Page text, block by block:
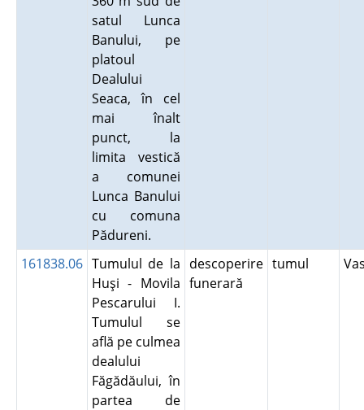
satul Lunca
Banului, pe
platoul
Dealului
Seaca, în cel
mai înalt
punct, la
limita vestică
a comunei
Lunca Banului
cu comuna
Pădureni.
161838.06 Tumulul de la
Huşi - Movila
Pescarului I.
Tumulul se
află pe culmea
dealului
Făgădăului, în
partea de
descoperire
funerară
tumul